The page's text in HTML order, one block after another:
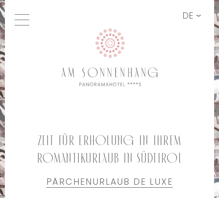
DE
Zeit für Erholung in Ihrem
Romantikurlaub in Südtirol
PÄRCHENURLAUB DE LUXE